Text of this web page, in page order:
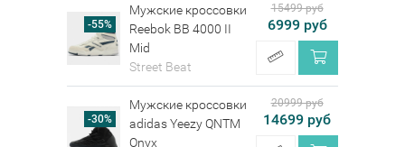
-55%
Мужские кроссовки
Reebok BB 4000 II
Mid
Street Beat
15499 руб
6999 руб
-30%
Мужские кроссовки
adidas Yeezy QNTM
Onyx
20999 руб
14699 руб